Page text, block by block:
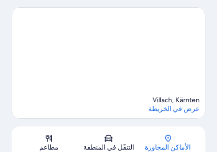
إلى فيلاتش
الخريطة
Villach, Kärnten
عرض في الخريطة
الأماكن المجاورة التنقّل في المنطقة مطاعم